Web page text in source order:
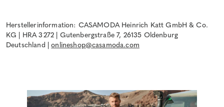
Herstellerinformation: CASAMODA Heinrich Katt GmbH & Co.
KG | HRA 3272 | Gutenbergstraße 7, 26135 Oldenburg
Deutschland |onlineshop@casamoda.com